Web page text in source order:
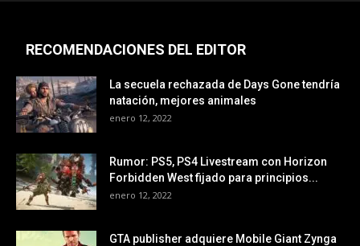
RECOMENDACIONES DEL EDITOR
La secuela rechazada de Days Gone tendría
natación, mejores animales
enero 12, 2022
Rumor: PS5, PS4 Livestream con Horizon
Forbidden West fijado para principios...
enero 12, 2022
GTA publisher adquiere Mobile Giant Zynga